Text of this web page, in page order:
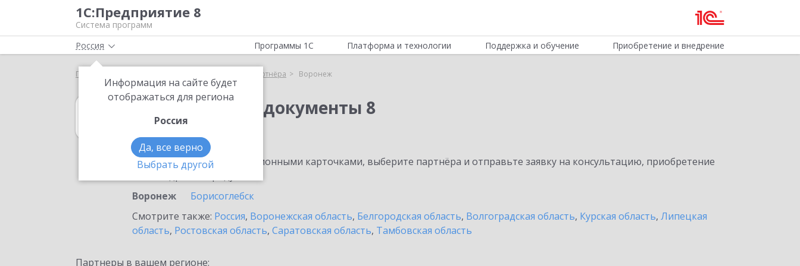
1С:Предприятие 8
Система программ
Россия
Информация на сайте будет
отображаться для региона
Россия
Да, все верно
Выбрать другой
Программы 1С Платформа и технологии Поддержка и обучение Приобретение и внедрение
Главная Выбор партнёра Воронеж
1С:Платежные документы 8
в Воронеже
Ознакомьтесь с информационными карточками, выберите партнёра и отправьте заявку на консультацию, приобретение
Воронеж
Борисоглебск
Смотрите также: Россия, Воронежская область, Белгородская область, Волгоградская область, Курская область, Липецкая
область, Ростовская область, Саратовская область, Тамбовская область
Партнеры в вашем регионе: